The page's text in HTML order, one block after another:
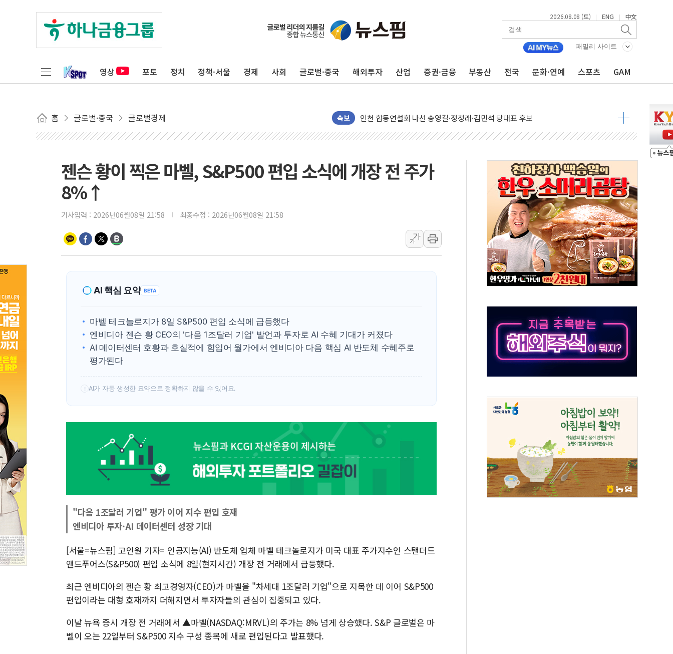
2026.08.08 (토) | ENG | 中文
패밀리 사이트
영상 포토 정치 정책·서울 경제 사회 글로벌·중국 해외투자 산업 증권·금융 부동산 전국 문화·연예 스포츠 GAM
홈 글로벌·중국 글로벌경제 속보
울진·영덕 '호우특보'-포항 '산사태 주의보'...경북도, 호우 피해·통제구간 없어
[종합] 김민석, 정청래에 '0.86%p' 차 재역전 성공...金 45.42% vs 鄭 44.56%
김민석, 2주차 제주·인천 경선서 정청래에 승리...47.75% vs 42.08%
인사하는 김민석 당대표 후보
[속보] 민주, 인천 경선 결과 발표...김민석 45.09% 정청래 43.27% 송영길 11.63%
[속보] 민주, 제주 경선 결과 발표...김민석 52.64% 정청래 39.89% 송영길 7.47%
美, 이란전 출구전략 만지작…공습 한계·탄약 부족 현실화
강릉·동해·삼척 시간당 최대 50㎜ 폭우…강원 동해안 강한 비 이어져
폐기물 수거하다 참변…60대 환경미화원 수거차에 치여 사망
서울 중랑구 주택가서 흉기 난동…60대 남성 2명 숨져
李대통령 "결혼 때문에 손해 보는 일 없게"…'결혼 페널티' 22개 과제 손본다
여수 오동도 인근 해상서 모터보트 전복…1명 사망·1명 실종
인천서 말다툼 중 어머니 흉기 살해 10대 아들 체포
'화합' 꺼낸 김민석에 '뻔뻔' 받아친 정청래…제주 연설서 신경전 고조
李대통령, ISA 개편 재검토 지시…與 "적극 환영"·野 "졸속 국정"
젠슨 황이 찍은 마벨, S&P500 편입 소식에 개장 전 주가
8%↑
기사입력 : 2026년06월08일 21:58 최종수정 : 2026년06월08일 21:58
가
가
AI 핵심 요약 BETA
마벨 테크놀로지가 8일 S&P500 편입 소식에 급등했다
엔비디아 젠슨 황 CEO의 '다음 1조달러 기업' 발언과 투자로 AI 수혜 기대가 커졌다
AI 데이터센터 호황과 호실적에 힘입어 월가에서 엔비디아 다음 핵심 AI 반도체 수혜주로
평가된다
! AI가 자동 생성한 요약으로 정확하지 않을 수 있어요.
"다음 1조달러 기업" 평가 이어 지수 편입 호재
엔비디아 투자·AI 데이터센터 성장 기대
[서울=뉴스핌] 고인원 기자= 인공지능(AI) 반도체 업체 마벨 테크놀로지가 미국 대표 주가지수인 스탠더드
앤드푸어스(S&P500) 편입 소식에 8일(현지시간) 개장 전 거래에서 급등했다.
최근 엔비디아의 젠슨 황 최고경영자(CEO)가 마벨을 "차세대 1조달러 기업"으로 지목한 데 이어 S&P500
편입이라는 대형 호재까지 더해지면서 투자자들의 관심이 집중되고 있다.
이날 뉴욕 증시 개장 전 거래에서 ▲마벨(NASDAQ:MRVL)의 주가는 8% 넘게 상승했다. S&P 글로벌은 마
벨이 오는 22일부터 S&P500 지수 구성 종목에 새로 편입된다고 발표했다.